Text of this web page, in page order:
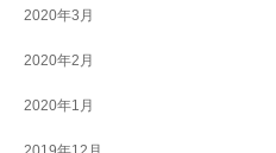
2020年3月
2020年2月
2020年1月